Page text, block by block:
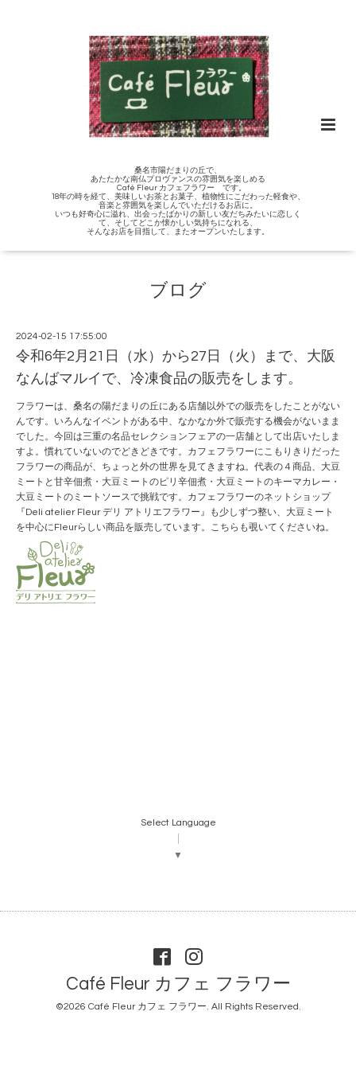
桑名市陽だまりの丘で、
あたたかな南仏プロヴァンスの雰囲気を楽しめる
Café Fleur カフェフラワー です。
18年の時を経て、美味しいお茶とお菓子、植物性にこだわった軽食や、
音楽と雰囲気を楽しんでいただけるお店に。
いつも好奇心に溢れ、出会ったばかりの新しい友だちみたいに恋しく
て、そしてどこか懐かしい気持ちになれる、
そんなお店を目指して、またオープンいたします。
ブログ
2024-02-15 17:55:00
令和6年2月21日（水）から27日（火）まで、大阪
なんばマルイで、冷凍食品の販売をします。
フラワーは、桑名の陽だまりの丘にある店舗以外での販売をしたことがない
んです。いろんなイベントがある中、なかなか外で販売する機会がないまま
でした。今回は三重の名品セレクションフェアの一店舗として出店いたしま
すよ。慣れていないのでどきどきです。カフェフラワーにこもりきりだった
フラワーの商品が、ちょっと外の世界を見てきますね。代表の４商品、大豆
ミートと甘辛佃煮・大豆ミートのピリ辛佃煮・大豆ミートのキーマカレー・
大豆ミートのミートソースで挑戦です。カフェフラワーのネットショップ
『Deli atelier Fleur デリ アトリエフラワー』も少しずつ整い、大豆ミート
を中心にFleurらしい商品を販売しています。こちらも覗いてくださいね。
Select Language
▼
Café Fleur カフェ フラワー
©2026 Café Fleur カフェ フラワー. All Rights Reserved.